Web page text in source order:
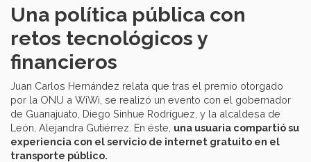
Una política pública con
retos tecnológicos y
financieros
Juan Carlos Hernández relata que tras el premio otorgado
por la ONU a WiWi, se realizó un evento con el gobernador
de Guanajuato, Diego Sinhue Rodríguez, y la alcaldesa de
León, Alejandra Gutiérrez. En éste, una usuaria compartió su
experiencia con el servicio de internet gratuito en el
transporte público.